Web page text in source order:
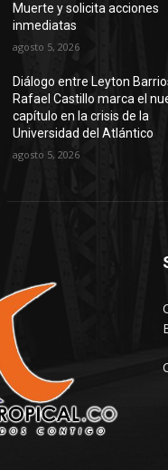
Muerte y solicita acciones
inmediatas
agosto 5, 2026
Diálogo entre Leyton
Rafael Castillo marca el
capítulo en la crisis de la
Universidad del Atlántico
agosto 5, 2026